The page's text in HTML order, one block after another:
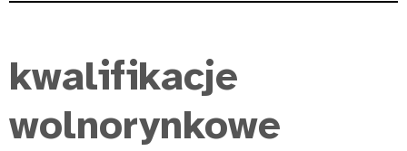
kwalifikacje
wolnorynkowe